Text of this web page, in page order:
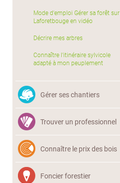
Mode d'emploi Gérer sa forêt sur
Laforetbouge en vidéo
Décrire mes arbres
Connaître l'itinéraire sylvicole
adapté à mon peuplement
Gérer ses chantiers
Trouver un professionnel
Connaître le prix des bois
Foncier forestier